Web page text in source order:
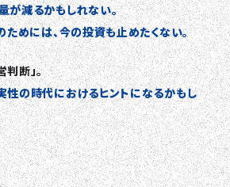
が減るかもしれない。
めには、今の投資も止めたくない。
断」。
性の時代におけるヒントになるかもし